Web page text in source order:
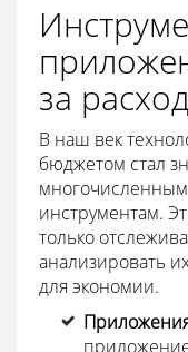
за
В наш век
бюджетом стал
инструментам.
только
анализировать
для экономии.